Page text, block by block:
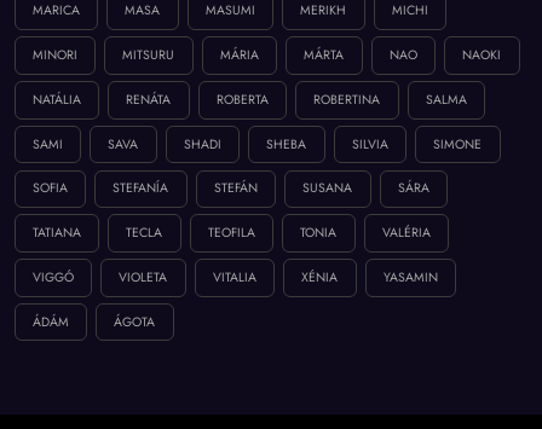
MARICA MASA MASUMI MERIKH MICHI
MINORI MITSURU MÁRIA MÁRTA NAO NAOKI
NATÁLIA RENÁTA ROBERTA ROBERTINA SALMA
SAMI SAVA SHADI SHEBA SILVIA SIMONE
SOFIA STEFANÍA STEFÁN SUSANA SÁRA
TATIANA TECLA TEOFILA TONIA VALÉRIA
VIGGÓ VIOLETA VITALIA XÉNIA YASAMIN
ÁDÁM ÁGOTA